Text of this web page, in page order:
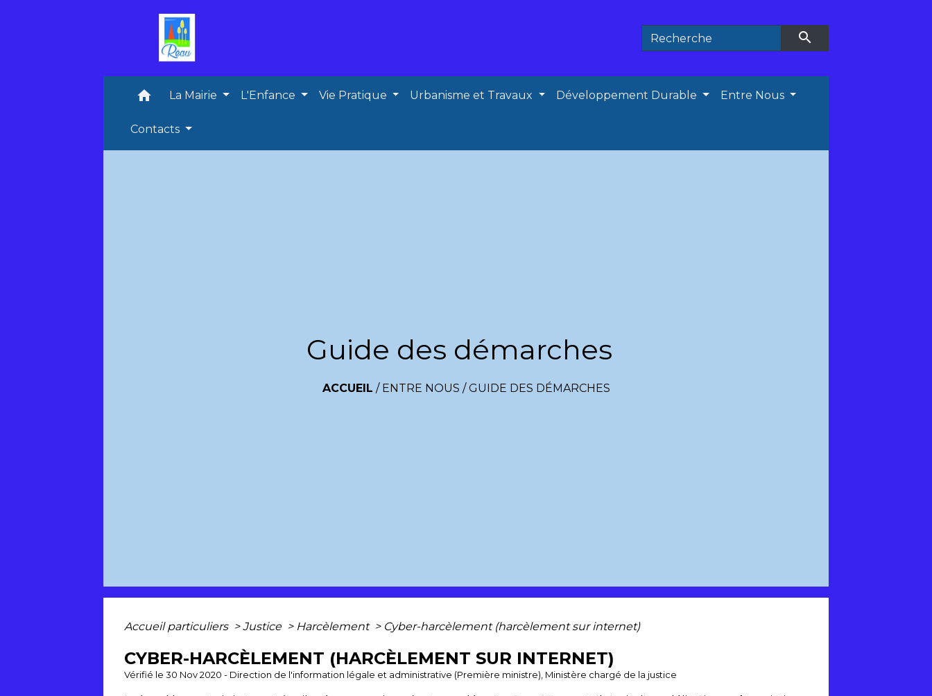
search
home La Mairie L'Enfance Vie Pratique Urbanisme et Travaux Développement Durable Entre Nous
Contacts
Guide des démarches
ACCUEIL / ENTRE NOUS /GUIDE DES DÉMARCHES
Accueil particuliers > Justice > Harcèlement > Cyber-harcèlement (harcèlement sur internet)
CYBER-HARCÈLEMENT (HARCÈLEMENT SUR INTERNET)
Vérifié le 30 Nov 2020 - Direction de l'information légale et administrative (Première ministre), Ministère chargé de la justice